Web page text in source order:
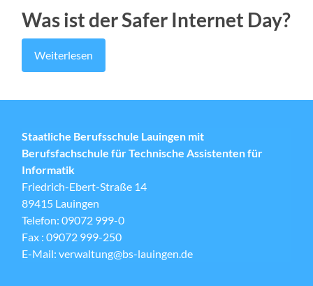
Was ist der Safer Internet Day?
Weiterlesen
Staatliche Berufsschule Lauingen mit
Berufsfachschule für Technische Assistenten für
Informatik
Friedrich-Ebert-Straße 14
89415 Lauingen
Telefon: 09072 999-0
Fax : 09072 999-250
E-Mail: verwaltung@bs-lauingen.de